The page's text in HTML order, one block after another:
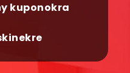
kuponokra